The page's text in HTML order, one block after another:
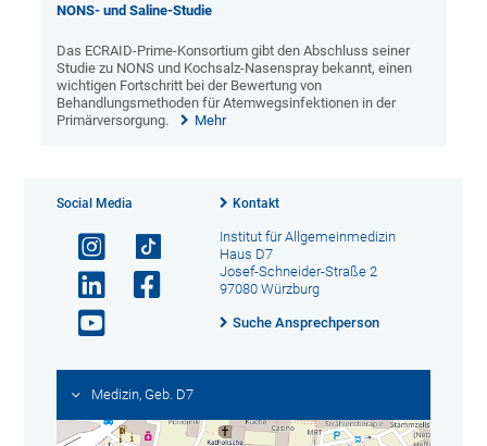
NONS- und Saline-Studie
Das ECRAID-Prime-Konsortium gibt den Abschluss seiner
Studie zu NONS und Kochsalz-Nasenspray bekannt, einen
wichtigen Fortschritt bei der Bewertung von
Behandlungsmethoden für Atemwegsinfektionen in der
Primärversorgung.
Mehr
Social Media Kontakt
Institut für Allgemeinmedizin
Haus D7
Josef-Schneider-Straße 2
97080 Würzburg
Suche Ansprechperson
Medizin, Geb. D7